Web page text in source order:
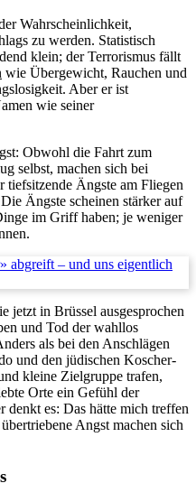
Wahrscheinlichkeit,
zu werden. Statistisch
klein; der Terrorismus fällt
wie Übergewicht, Rauchen und
Aber er ist
wie seiner
Obwohl die Fahrt zum
selbst, machen sich bei
tiefsitzende Ängste am Fliegen
Ängste scheinen stärker auf
im Griff haben; je weniger
abgreift – und uns eigentlich
jetzt in Brüssel ausgesprochen
und Tod der wahllos
als bei den Anschlägen
und den jüdischen Koscher-
kleine Zielgruppe trafen,
Orte ein Gefühl der
denkt es: Das hätte mich treffen
Angst machen sich